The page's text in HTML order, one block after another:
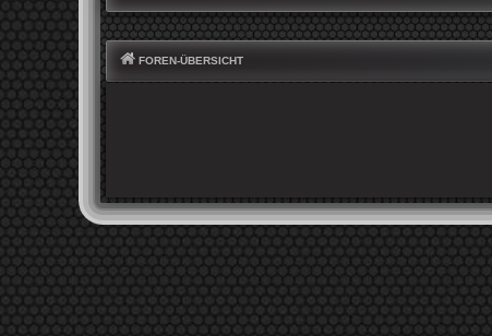
FOREN-ÜBERSICHT